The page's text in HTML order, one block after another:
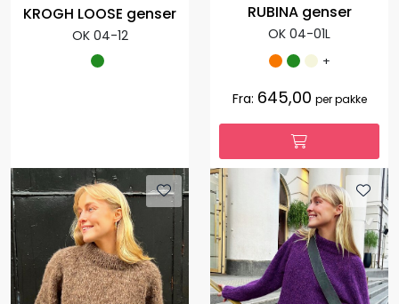
KROGH LOOSE genser
OK 04-12
RUBINA genser
OK 04-01L
+
Fra: 645,00 per pakke